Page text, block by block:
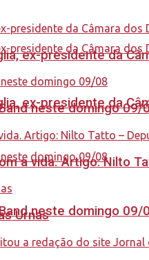
ex-presidente da
neste domingo 09/
ex-presidente da
neste domingo 09/
a vida. Artigo: Nilto
Urnas